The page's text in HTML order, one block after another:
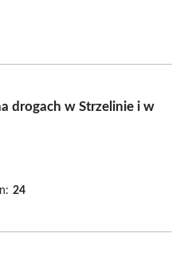
drogach w Strzelinie i w
24